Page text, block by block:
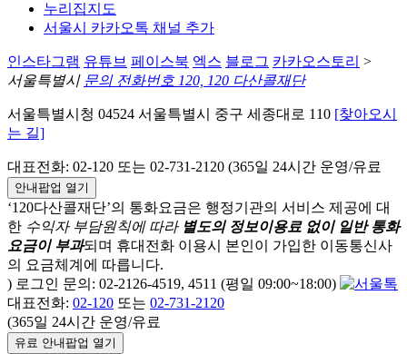
누리집지도
서울시 카카오톡 채널 추가
인스타그램 유튜브 페이스북 엑스 블로그 카카오스토리 >
서울특별시 문의 전화번호 120, 120 다산콜재단
서울특별시청 04524 서울특별시 중구 세종대로 110 [찾아오시
는 길]
대표전화: 02-120 또는 02-731-2120 (365일 24시간 운영/유료
안내팝업 열기
‘120다산콜재단’의 통화요금은 행정기관의 서비스 제공에 대
한 수익자 부담원칙에 따라 별도의 정보이용료 없이 일반 통화
요금이 부과되며 휴대전화 이용시 본인이 가입한 이동통신사
의 요금체계에 따릅니다.
) 로그인 문의: 02-2126-4519, 4511 (평일 09:00~18:00)
대표전화: 02-120 또는 02-731-2120
(365일 24시간 운영/유료
유료 안내팝업 열기